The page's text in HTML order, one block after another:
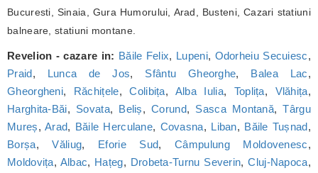
Bucuresti, Sinaia, Gura Humorului, Arad, Busteni, Cazari statiuni
balneare, statiuni montane.
Revelion - cazare in: Băile Felix, Lupeni, Odorheiu Secuiesc,
Praid, Lunca de Jos, Sfântu Gheorghe, Balea Lac,
Gheorgheni, Răchițele,Colibița, Alba Iulia, Toplița, Vlăhița,
Harghita-Băi, Sovata, Beliș,Corund, Sasca Montană,Târgu
Mureș, Arad, Băile Herculane, Covasna, Liban, Băile Tușnad,
Borșa,Văliug, Eforie Sud,Câmpulung Moldovenesc,
Moldovița, Albac, Hațeg, Drobeta-Turnu Severin,Cluj-Napoca,